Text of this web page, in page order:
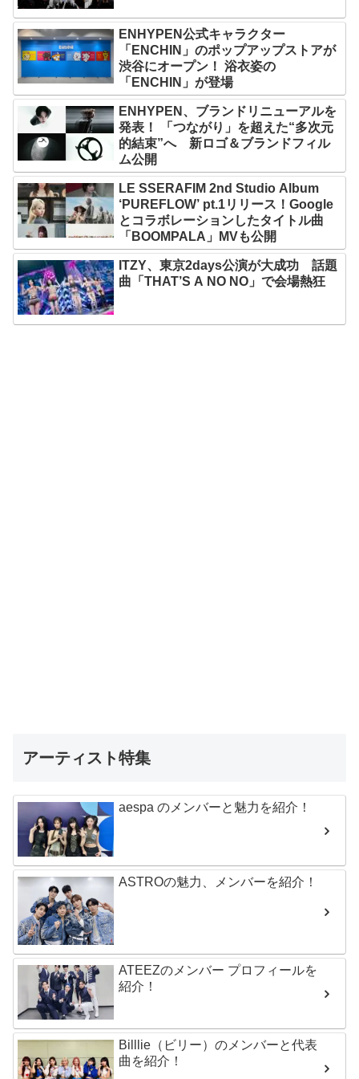
ENHYPEN公式キャラクター
「ENCHIN」のポップアップストアが
渋谷にオープン！ 浴衣姿の
「ENCHIN」が登場
ENHYPEN、ブランドリニューアルを
発表！ 「つながり」を超えた“多次元
的結束”へ 新ロゴ＆ブランドフィル
ム公開
LE SSERAFIM 2nd Studio Album
‘PUREFLOW’ pt.1リリース！Google
とコラボレーションしたタイトル曲
「BOOMPALA」MVも公開
ITZY、東京2days公演が大成功 話題
曲「THAT’S A NO NO」で会場熱狂
アーティスト特集
aespa のメンバーと魅力を紹介！
ASTROの魅力、メンバーを紹介！
ATEEZのメンバー プロフィールを
紹介！
Billlie（ビリー）のメンバーと代表
曲を紹介！